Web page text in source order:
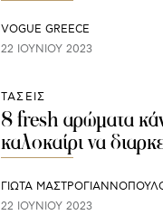
VOGUE GREECE
22 ΙΟΥΝΊΟΥ 2023
ΤΑΣΕΙΣ
8 fresh αρώματα
καλοκαίρι να
ΓΙΩΤΑ
22 ΙΟΥΝΊΟΥ 2023